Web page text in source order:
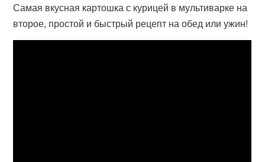
Самая вкусная картошка с курицей в мультиварке на
второе, простой и быстрый рецепт на обед или ужин!